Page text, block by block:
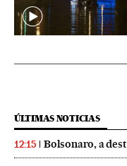
ÚLTIMAS NOTICIAS
12:15 Bolsonaro, a